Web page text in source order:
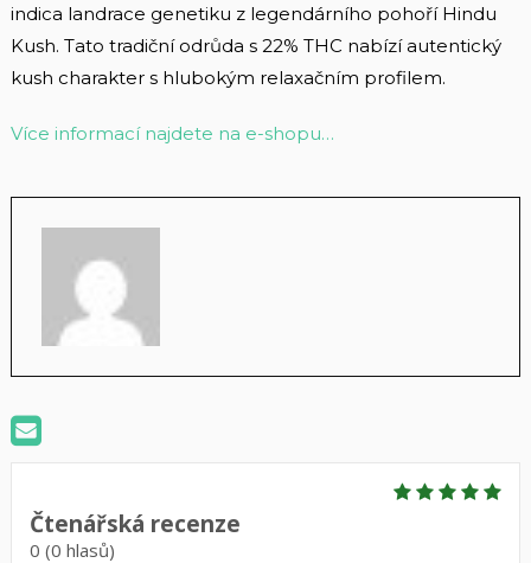
indica landrace genetiku z legendárního pohoří Hindu
Kush. Tato tradiční odrůda s 22% THC nabízí autentický
kush charakter s hlubokým relaxačním profilem.
Více informací najdete na e-shopu…
Čtenářská recenze
0 (0 hlasů)